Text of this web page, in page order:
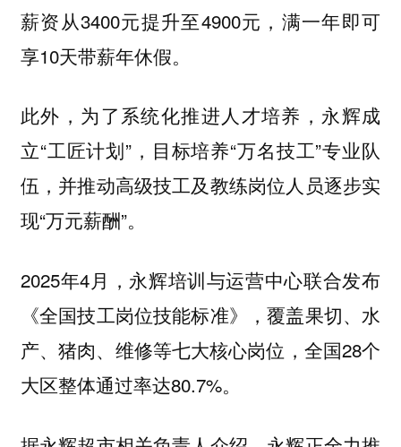
薪资从3400元提升至4900元，满一年即可
享10天带薪年休假。
此外，为了系统化推进人才培养，永辉成
立“工匠计划”，目标培养“万名技工”专业队
伍，并推动高级技工及教练岗位人员逐步实
现“万元薪酬”。
2025年4月，永辉培训与运营中心联合发布
《全国技工岗位技能标准》，覆盖果切、水
产、猪肉、维修等七大核心岗位，全国28个
大区整体通过率达80.7%。